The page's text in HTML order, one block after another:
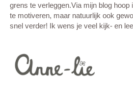
grens te verleggen.Via mijn blog hoop
te motiveren, maar natuurlijk ook
snel verder! Ik wens je veel kijk- en